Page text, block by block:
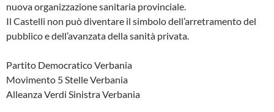
nuova organizzazione sanitaria provinciale.
Il Castelli non può diventare il simbolo dell’arretramento del
pubblico e dell’avanzata della sanità privata.
Partito Democratico Verbania
Movimento 5 Stelle Verbania
Alleanza Verdi Sinistra Verbania